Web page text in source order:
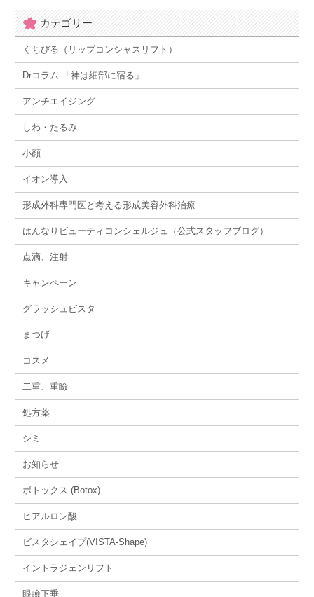
カテゴリー
くちびる（リップコンシャスリフト）
Drコラム 「神は細部に宿る」
アンチエイジング
しわ・たるみ
小顔
イオン導入
形成外科専門医と考える形成美容外科治療
はんなりビューティコンシェルジュ（公式スタッフブログ）
点滴、注射
キャンペーン
グラッシュビスタ
まつげ
コスメ
二重、重瞼
処方薬
シミ
お知らせ
ボトックス (Botox)
ヒアルロン酸
ビスタシェイプ(VISTA-Shape)
イントラジェンリフト
眼瞼下垂